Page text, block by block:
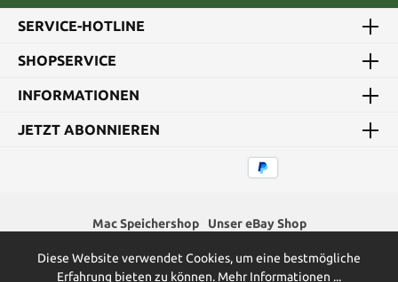
SERVICE-HOTLINE
SHOPSERVICE
INFORMATIONEN
JETZT ABONNIEREN
Mac Speichershop Unser eBay Shop
* Alle Preise inkl. gesetzl. Mehrwertsteuer zzgl. Versandkosten
Diese Website verwendet Cookies, um eine bestmögliche
Erfahrung bieten zu können. Mehr Informationen ...